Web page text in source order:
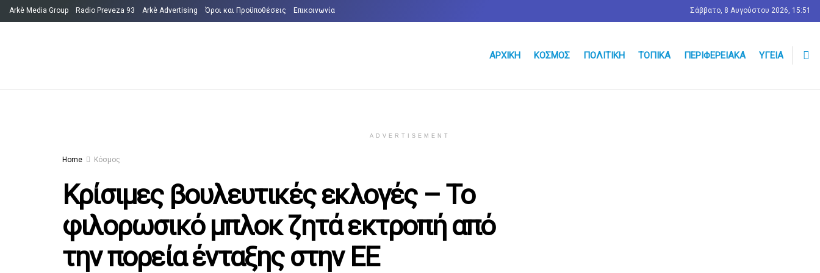
Arkè Media Group Radio Preveza 93 Arkè Advertising Όροι και Προϋποθέσεις Επικοινωνία Σάββατο, 8 Αυγούστου 2026, 15:51
ΑΡΧΙΚΉ ΚΌΣΜΟΣ ΠΟΛΙΤΙΚΉ ΤΟΠΙΚΆ ΠΕΡΙΦΕΡΕΙΑΚΆ ΥΓΕΊΑ
ADVERTISEMENT
Home Κόσμος
Κρίσιμες βουλευτικές εκλογές – Το
φιλορωσικό μπλοκ ζητά εκτροπή από
την πορεία ένταξης στην ΕΕ